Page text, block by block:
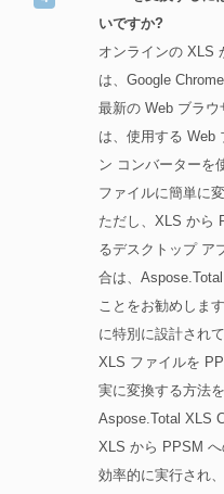
いですか?
オンラインの XLS
は、Google
最新の Web ブラ
は、使用する Web
ン コンバーターを
ファイルに簡単に
ただし、XLS から
るデスクトップ ア
合は、
ことをお勧めしま
に特別に設計され
XLS ファイルを
実に変換する方法
Aspose.Total XLS
XLS から PPSM
効率的に実行され